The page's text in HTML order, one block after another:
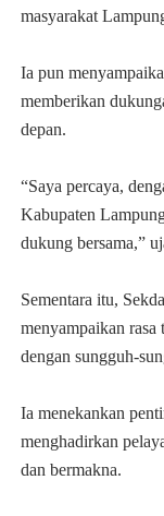
masyarakat
Ia pun
memberikan
depan.
“Saya percaya,
Kabupaten
dukung bersama,”
Sementara itu,
menyampaikan rasa
dengan sungguh-
Ia menekankan
menghadirkan
dan bermakna.